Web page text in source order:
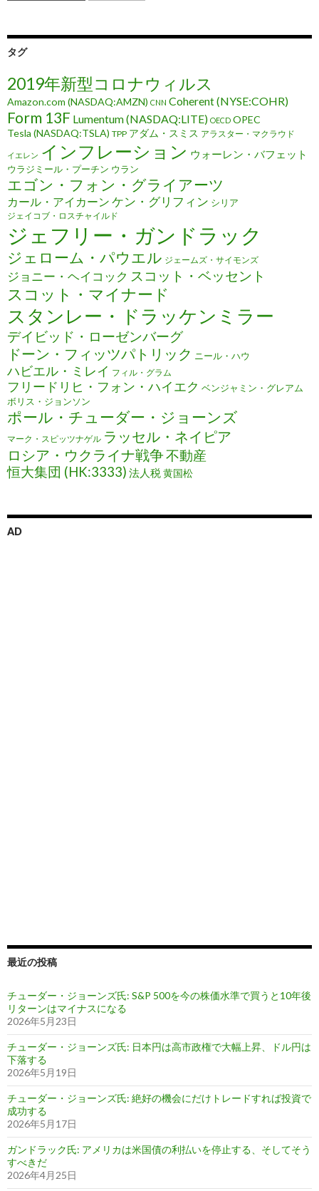
タグ
2019年新型コロナウィルス
Amazon.com (NASDAQ:AMZN) CNN Coherent (NYSE:COHR)
Form 13F Lumentum (NASDAQ:LITE) OECD OPEC
Tesla (NASDAQ:TSLA) TPP アダム・スミス アラスター・マクラウド
イエレン インフレーション ウォーレン・バフェット
ウラジミール・プーチン ウラン
エゴン・フォン・グライアーツ
カール・アイカーン ケン・グリフィン シリア
ジェイコブ・ロスチャイルド
ジェフリー・ガンドラック
ジェローム・パウエル ジェームズ・サイモンズ
ジョニー・ヘイコック スコット・ベッセント
スコット・マイナード
スタンレー・ドラッケンミラー
デイビッド・ローゼンバーグ
ドーン・フィッツパトリック ニール・ハウ
ハビエル・ミレイ フィル・グラム
フリードリヒ・フォン・ハイエク ベンジャミン・グレアム
ボリス・ジョンソン
ポール・チューダー・ジョーンズ
マーク・スピッツナゲル ラッセル・ネイピア
ロシア・ウクライナ戦争不動産
恒大集団 (HK:3333) 法人税 黄国松
AD
最近の投稿
チューダー・ジョーンズ氏: S&P 500を今の株価水準で買うと10年後
リターンはマイナスになる
2026年5月23日
チューダー・ジョーンズ氏: 日本円は高市政権で大幅上昇、ドル円は
下落する
2026年5月19日
チューダー・ジョーンズ氏: 絶好の機会にだけトレードすれば投資で
成功する
2026年5月17日
ガンドラック氏: アメリカは米国債の利払いを停止する、そしてそう
すべきだ
2026年4月25日